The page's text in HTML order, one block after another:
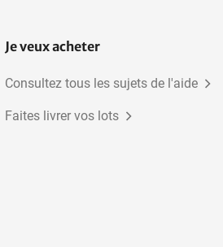
Je veux acheter
Consultez tous les sujets de l'aide
Faites livrer vos lots